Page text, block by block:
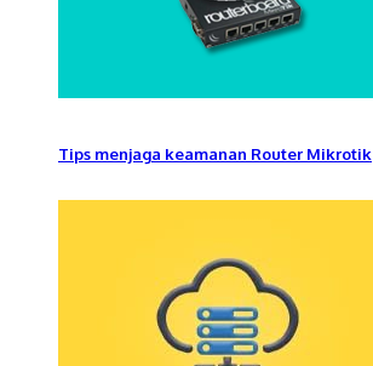
Tips menjaga keamanan Router Mikrotik